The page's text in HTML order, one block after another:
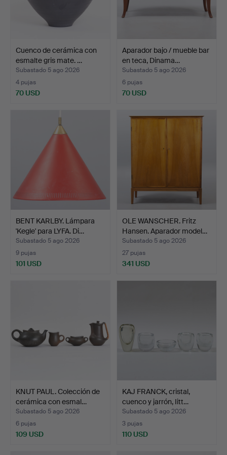
Cuenco de cerámica con
esmalte gris mate. …
Subastado 5 ago 2026
4 pujas
70 USD
Aparador bajo / mueble bar
en teca, Dinama…
Subastado 5 ago 2026
6 pujas
70 USD
BENT KARLBY. Lámpara
'Kegle' para LYFA. Di…
Subastado 5 ago 2026
9 pujas
101 USD
OLE WANSCHER. Fritz
Hansen. Aparador model…
Subastado 5 ago 2026
27 pujas
341 USD
KNUT PAUL. Colección de
cerámica con esmal…
Subastado 5 ago 2026
6 pujas
109 USD
KAJ FRANCK, cristal,
cuenco y jarrón, Iitt…
Subastado 5 ago 2026
3 pujas
110 USD